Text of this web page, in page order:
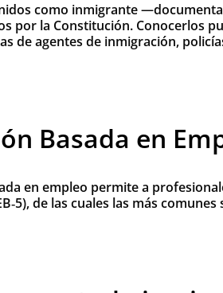
como inmigrante
por la Constitución. Conocerlos
de agentes de inmigración,
Basada en
en empleo permite a
de las cuales las más